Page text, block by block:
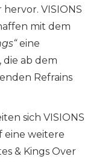
VISIONS
mit dem
eine
ab dem
Refrains
sich VISIONS
eine weitere
& Kings Over